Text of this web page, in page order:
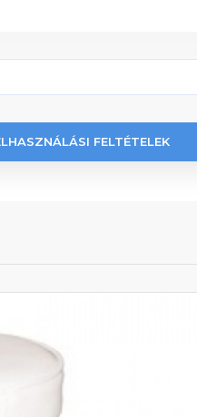
FELTÉTELEK